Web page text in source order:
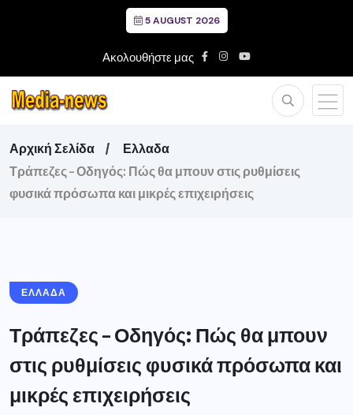
5 AUGUST 2026
Ακολουθήστε μας
Αρχική Σελίδα
Ελλαδα
Τράπεζες – Οδηγός: Πώς θα μπουν στις ρυθμίσεις
φυσικά πρόσωπα και μικρές επιχειρήσεις
ΕΛΛΑΔΑ
Τράπεζες – Οδηγός: Πώς θα μπουν
στις ρυθμίσεις φυσικά πρόσωπα και
μικρές επιχειρήσεις